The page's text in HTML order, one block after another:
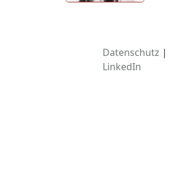
Datenschutz |
LinkedIn